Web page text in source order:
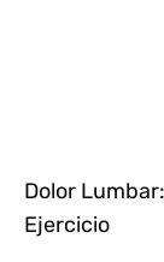
Dolor
Ejercicio